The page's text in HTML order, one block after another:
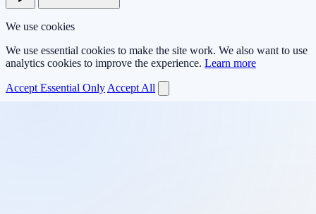
We use cookies
We use essential cookies to make the site work. We also want to use
analytics cookies to improve the experience. Learn more
Accept Essential Only Accept All